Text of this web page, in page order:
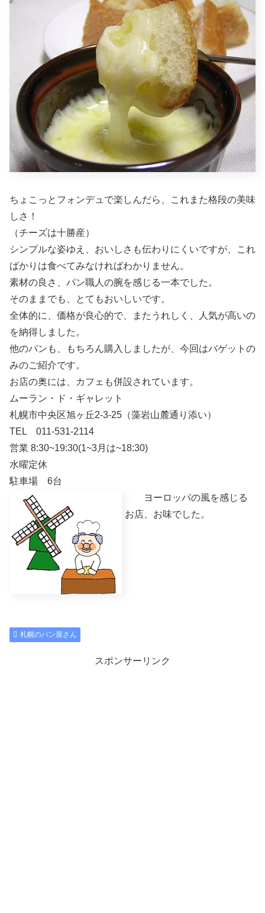
ちょこっとフォンデュで楽しんだら、これまた格段の美味
しさ！
（チーズは十勝産）
シンプルな姿ゆえ、おいしさも伝わりにくいですが、これ
ばかりは食べてみなければわかりません。
素材の良さ、パン職人の腕を感じる一本でした。
そのままでも、とてもおいしいです。
全体的に、価格が良心的で、またうれしく、人気が高いの
を納得しました。
他のパンも、もちろん購入しましたが、今回はバゲットの
みのご紹介です。
お店の奥には、カフェも併設されています。
ムーラン・ド・ギャレット
札幌市中央区旭ヶ丘2-3-25（藻岩山麓通り添い）
TEL 011-531-2114
営業 8:30~19:30(1~3月は~18:30)
水曜定休
駐車場 6台
ヨーロッパの風を感じる
お店、お味でした。
札幌のパン屋さん
スポンサーリンク